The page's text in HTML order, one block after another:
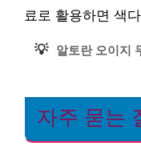
료로 활용하면 색
💡 알토란 오이지
자주 묻는